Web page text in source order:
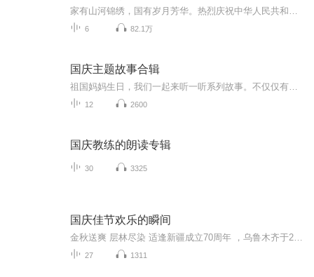
6 82.1万
国庆主题故事合辑
12 2600
国庆教练的朗读专辑
30 3325
国庆佳节欢乐的瞬间
27 1311